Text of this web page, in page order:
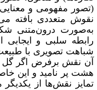
مفهومی و معنایی
متعددی بافته
درون‌متنی
سلبی و
تصویری با طبیعت
نقش برفرض اگر گل
پر نامید و این
نقش‌ها از